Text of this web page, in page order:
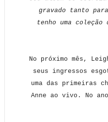
gravado tanto
tenho uma
No próximo mês,
seus ingressos
uma das primeiras
Anne ao vivo. No